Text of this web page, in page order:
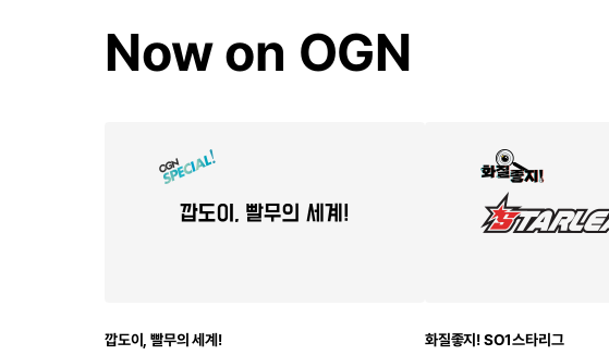
Now on OGN
깝도이, 빨무의 세계! 화질좋지! SO1스타리그